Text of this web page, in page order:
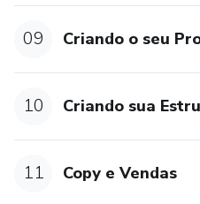
09 Criando o seu
10 Criando sua
11 Copy e Vendas